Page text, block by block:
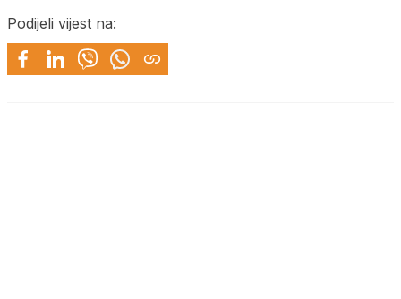
Podijeli vijest na: